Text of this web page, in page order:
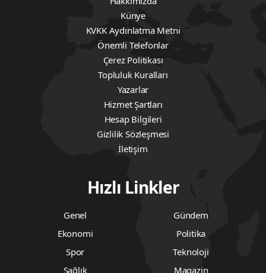
Künye
KVKK Aydınlatma Metni
Önemli Telefonlar
Çerez Politikası
Topluluk Kuralları
Yazarlar
Hizmet Şartları
Hesap Bilgileri
Gizlilik Sözleşmesi
İletişim
Hızlı Linkler
Genel
Gündem
Ekonomi
Politika
Spor
Teknoloji
Sağlık
Magazin